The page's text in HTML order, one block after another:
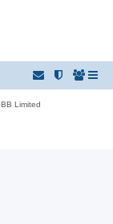
Limited